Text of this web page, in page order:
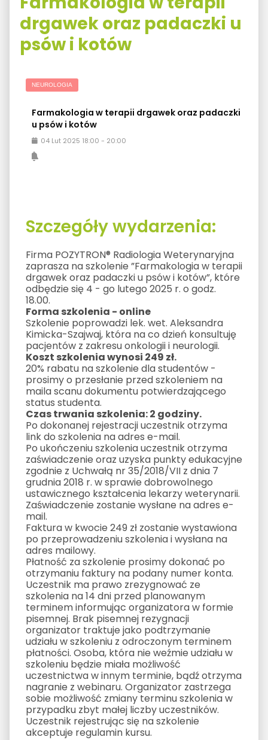
drgawek oraz padaczki u
psów i kotów
NEUROLOGIA
Farmakologia w terapii drgawek oraz padaczki
u psów i kotów
04 Lut 2025 18:00 - 20:00
Szczegóły wydarzenia:
Firma POZYTRON® Radiologia Weterynaryjna
zaprasza na szkolenie ”Farmakologia w terapii
drgawek oraz padaczki u psów i kotów”, które
odbędzie się 4 - go lutego 2025 r. o godz.
18.00.
Forma szkolenia - online
Szkolenie poprowadzi lek. wet. Aleksandra
Kimicka-Szajwaj, która na co dzień konsultuję
pacjentów z zakresu onkologii i neurologii.
Koszt szkolenia wynosi 249 zł.
20% rabatu na szkolenie dla studentów -
prosimy o przesłanie przed szkoleniem na
maila scanu dokumentu potwierdzającego
status studenta.
Czas trwania szkolenia: 2 godziny.
Po dokonanej rejestracji uczestnik otrzyma
link do szkolenia na adres e-mail.
Po ukończeniu szkolenia uczestnik otrzyma
zaświadczenie oraz uzyska punkty edukacyjne
zgodnie z Uchwałą nr 35/2018/VII z dnia 7
grudnia 2018 r. w sprawie dobrowolnego
ustawicznego kształcenia lekarzy weterynarii.
Zaświadczenie zostanie wysłane na adres e-
mail.
Faktura w kwocie 249 zł zostanie wystawiona
po przeprowadzeniu szkolenia i wysłana na
adres mailowy.
Płatność za szkolenie prosimy dokonać po
otrzymaniu faktury na podany numer konta.
Uczestnik ma prawo zrezygnować ze
szkolenia na 14 dni przed planowanym
terminem informując organizatora w formie
pisemnej. Brak pisemnej rezygnacji
organizator traktuje jako podtrzymanie
udziału w szkoleniu z odroczonym terminem
płatności. Osoba, która nie weźmie udziału w
szkoleniu będzie miała możliwość
uczestnictwa w innym terminie, bądź otrzyma
nagranie z webinaru. Organizator zastrzega
sobie możliwość zmiany terminu szkolenia w
przypadku zbyt małej liczby uczestników.
Uczestnik rejestrując się na szkolenie
akceptuje regulamin kursu.